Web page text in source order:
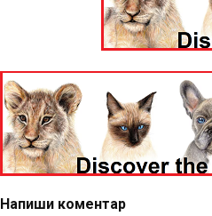
Напиши коментар